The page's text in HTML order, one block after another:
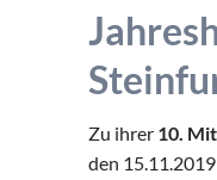
Zu ihrer 10.
den